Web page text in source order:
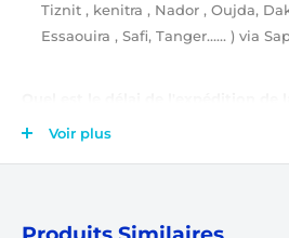
Tiznit , kenitra , Nador , Oujda,
Essaouira , Safi, Tanger…… ) via
Après validation de votre
lendemain.
Voir plus